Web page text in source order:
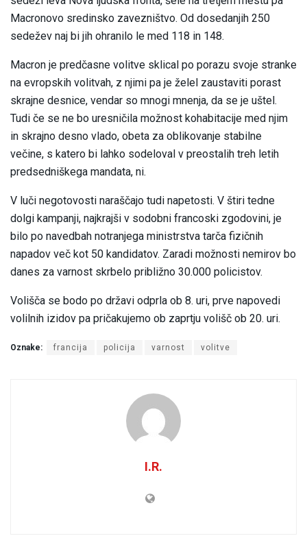
Macronovo sredinsko zavezništvo. Od dosedanjih 250
sedežev naj bi jih ohranilo le med 118 in 148.
Macron je predčasne volitve sklical po porazu svoje stranke
na evropskih volitvah, z njimi pa je želel zaustaviti porast
skrajne desnice, vendar so mnogi mnenja, da se je uštel.
Tudi če se ne bo uresničila možnost kohabitacije med njim
in skrajno desno vlado, obeta za oblikovanje stabilne
večine, s katero bi lahko sodeloval v preostalih treh letih
predsedniškega mandata, ni.
V luči negotovosti naraščajo tudi napetosti. V štiri tedne
dolgi kampanji, najkrajši v sodobni francoski zgodovini, je
bilo po navedbah notranjega ministrstva tarča fizičnih
napadov več kot 50 kandidatov. Zaradi možnosti nemirov bo
danes za varnost skrbelo približno 30.000 policistov.
Volišča se bodo po državi odprla ob 8. uri, prve napovedi
volilnih izidov pa pričakujemo ob zaprtju volišč ob 20. uri.
Oznake: francija policija varnost volitve
I.R.